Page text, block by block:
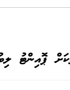
ޕޮއިންޓު